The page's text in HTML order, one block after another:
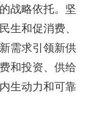
战略依托。坚
生和促消费、
需求引领新供
和投资、供给
生动力和可靠